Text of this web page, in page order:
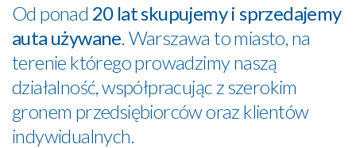
Od ponad 20 lat skupujemy i sprzedajemy
auta używane. Warszawa to miasto, na
terenie którego prowadzimy naszą
działalność, współpracując z szerokim
gronem przedsiębiorców oraz klientów
indywidualnych.